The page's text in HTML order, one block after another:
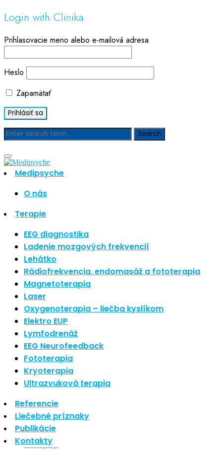
Login with Clinika
Prihlasovacie meno alebo e-mailová adresa
Heslo
Zapamätať
Medipsyche
O nás
Terapie
EEG diagnostika
Ladenie mozgových frekvencií
Lehátko
Rádiofrekvencia, endomasáž a fototerapia
Magnetoterapia
Laser
Oxygenoterapia – liečba kyslíkom
Elektro EUP
Lymfodrenáž
EEG Neurofeedback
Fototerapia
Kryoterapia
Ultrazvuková terapia
Referencie
Liečebné príznaky
Publikácie
Kontakty
Blog
Hľadať
Najnovšie články
Nové polarizované svetlo
So psoriázou netreba žiť
Rozšírenie služieb
Hudba a vývoj mozgu
Najnovšie komentáre
Žiadne komentáre na zobrazenie.
Archív
september 2021
apríl 2021
august 2020
Kategórie
Nezaradené
Skin Care
Zdravý štýl